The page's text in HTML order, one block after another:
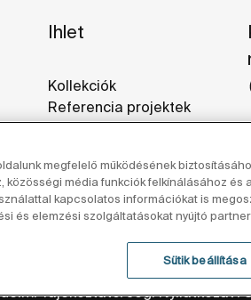
Ihlet
Kollekciók
Referencia projektek
Galériák
Tájékoztató Jogi Nyilatkozat
megfelelő működésének
közösségi média funkciók felkínálásához és
kapcsolatos információkat is
és elemzési szolgáltatásokat nyújtó
Sütik beállítása